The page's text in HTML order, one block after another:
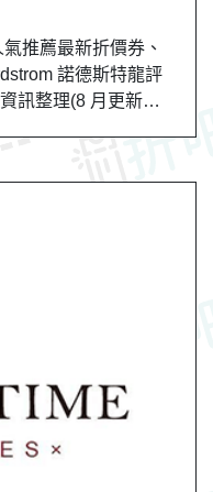
推薦最新折價券、
諾德斯特龍評
訊整理(8 月更新…